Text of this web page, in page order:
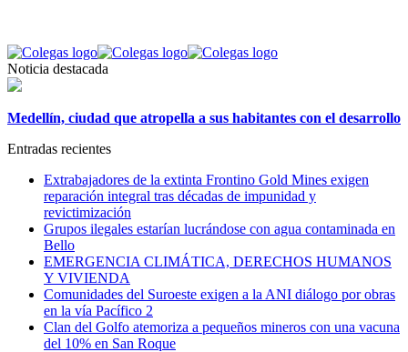
Noticia destacada
Medellín, ciudad que atropella a sus habitantes con el desarrollo
Entradas recientes
Extrabajadores de la extinta Frontino Gold Mines exigen
reparación integral tras décadas de impunidad y
revictimización
Grupos ilegales estarían lucrándose con agua contaminada en
Bello
EMERGENCIA CLIMÁTICA, DERECHOS HUMANOS
Y VIVIENDA
Comunidades del Suroeste exigen a la ANI diálogo por obras
en la vía Pacífico 2
Clan del Golfo atemoriza a pequeños mineros con una vacuna
del 10% en San Roque